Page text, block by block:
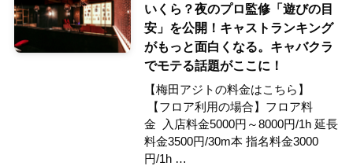
いくら？夜のプロ監修「遊びの目
安」を公開！キャストランキング
がもっと面白くなる。キャバクラ
でモテる話題がここに！
【梅田アジトの料金はこちら】
【フロア利用の場合】フロア料
金 入店料金5000円～8000円/1h 延長
料金3500円/30m本 指名料金3000
円/1h …